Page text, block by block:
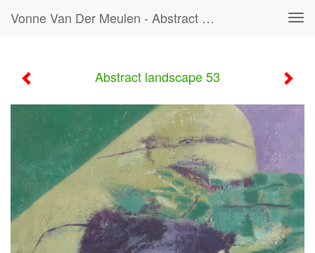
Vonne Van Der Meulen - Abstract Landscape 53
Abstract landscape 53